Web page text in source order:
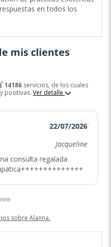
en todos los
mis clientes
14186servicios, de los cuales
positivas. Ver detalle
22/07/2026
Jacqueline
consulta regalada
sobre Alanna.